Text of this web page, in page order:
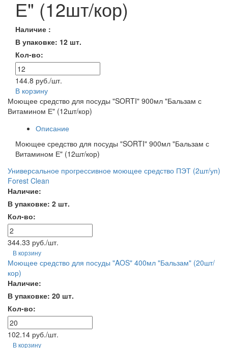
Е" (12шт/кор)
Наличие :
В упаковке: 12 шт.
Кол-во:
144.8 руб./шт.
В корзину
Моющее средство для посуды "SORTI" 900мл "Бальзам с
Витамином Е" (12шт/кор)
Описание
Моющее средство для посуды "SORTI" 900мл "Бальзам с
Витамином Е" (12шт/кор)
Универсальное прогрессивное моющее средство ПЭТ (2шт/уп)
Forest Clean
Наличие:
В упаковке: 2 шт.
Кол-во:
344.33 руб./шт.
В корзину
Моющее средство для посуды "AOS" 400мл "Бальзам" (20шт/
кор)
Наличие:
В упаковке: 20 шт.
Кол-во:
102.14 руб./шт.
В корзину